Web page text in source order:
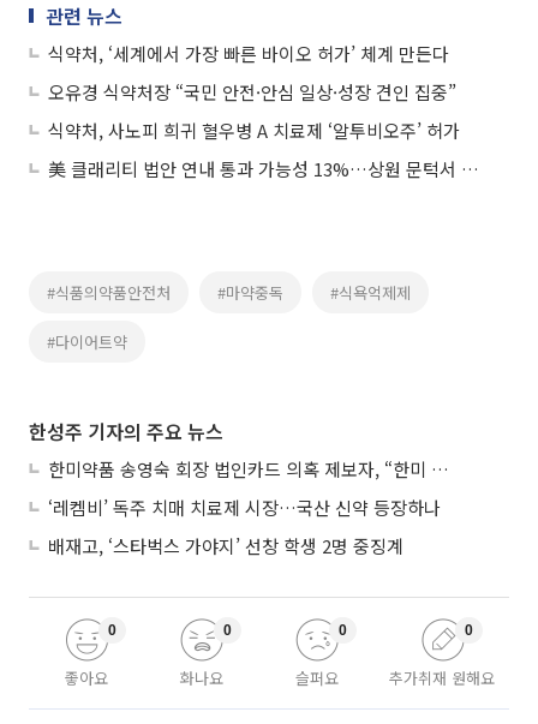
관련 뉴스
식약처, ‘세계에서 가장 빠른 바이오 허가’ 체계 만든다
오유경 식약처장 “국민 안전·안심 일상·성장 견인 집중”
식약처, 사노피 희귀 혈우병 A 치료제 ‘알투비오주’ 허가
美 클래리티 법안 연내 통과 가능성 13%…상원 문턱서 제동
#식품의약품안전처 #마약중독 #식욕억제제
#다이어트약
한성주 기자의 주요 뉴스
한미약품 송영숙 회장 법인카드 의혹 제보자, “한미 잘 되기 바라는 마음”
‘레켐비’ 독주 치매 치료제 시장…국산 신약 등장하나
배재고, ‘스타벅스 가야지’ 선창 학생 2명 중징계
좋아요
0
화나요
0
슬퍼요
0
추가취재 원해요
0